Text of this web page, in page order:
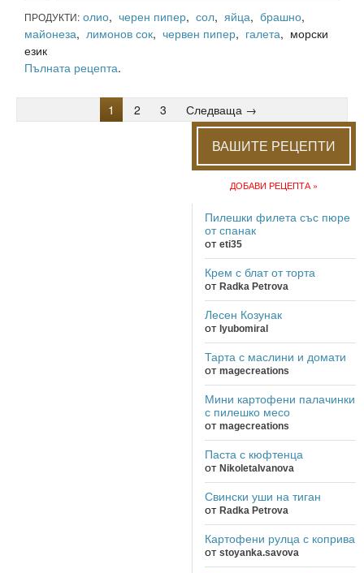
ПРОДУКТИ: олио, черен пипер, сол, яйца, брашно,
майонеза, лимонов сок, червен пипер, галета, морски
език
Пълната рецепта.
1 2 3 Следваща →
ВАШИТЕ РЕЦЕПТИ
ДОБАВИ РЕЦЕПТА »
Пилешки филета със пюре
от спанак
от eti35
Крем с блат от торта
от Radka Petrova
Лесен Козунак
от lyubomiral
Тарта с маслини и домати
от magecreations
Мини картофени палачинки
с пилешко месо
от magecreations
Паста с кюфтенца
от NikoletaIvanova
Свински уши на тиган
от Radka Petrova
Картофени рулца с коприва
от stoyanka.savova